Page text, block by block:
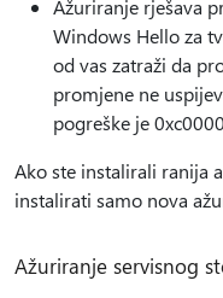
Ažuriranje rješava
Windows Hello za
od vas zatraži da
promjene ne
pogreške je
Ako ste instalirali ranija
instalirati samo nova
Ažuriranje servisnog